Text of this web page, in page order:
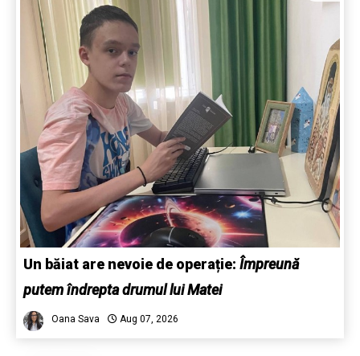
Un băiat are nevoie de operație: Împreună
putem îndrepta drumul lui Matei
Oana Sava Aug 07, 2026